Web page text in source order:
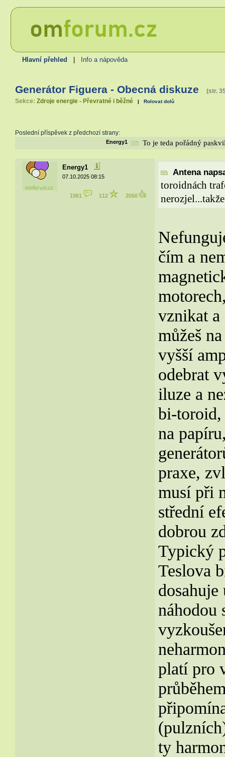
Hlavní přehled Info a nápověda
Generátor Figuera - Obecná diskuze (str.
Sekce: Zdroje energie - Převratné i běžné | Rolovat dolů
Poslední příspěvek z předchozí strany:
Energy1 To je teda pořádný
Energy1
07.10.2025 08:15
1961 112 2050
Antena
toroidnách
čím a
vznikat a
můžeš
vyšší
odebrat
iluze a
bi-
na
praxe,
musí při
střední
dobrou
Typický
Teslova
náhodou
platí pro
ty